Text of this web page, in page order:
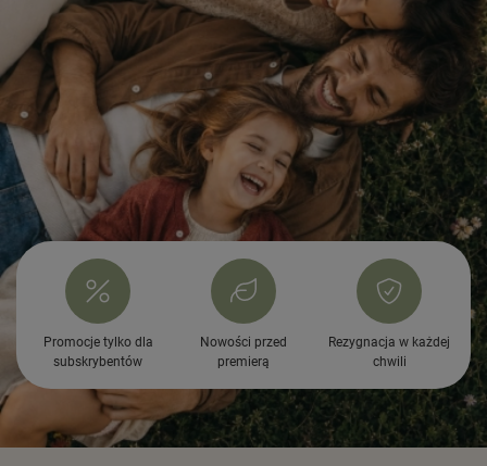
Promocje tylko dla
subskrybentów
Nowości przed
premierą
Rezygnacja w każdej
chwili